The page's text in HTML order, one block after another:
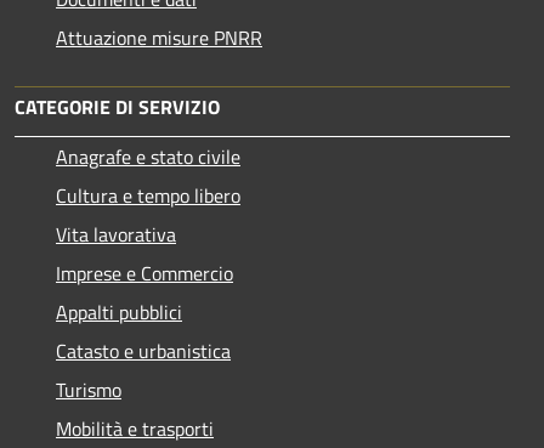
Attuazione misure PNRR
CATEGORIE DI SERVIZIO
Anagrafe e stato civile
Cultura e tempo libero
Vita lavorativa
Imprese e Commercio
Appalti pubblici
Catasto e urbanistica
Turismo
Mobilità e trasporti